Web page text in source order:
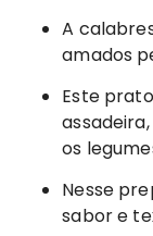
A
amados
Este
os
Nesse
sabor e